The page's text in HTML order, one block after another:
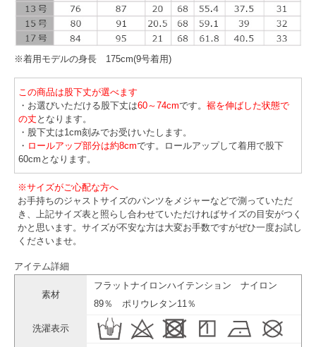
※着用モデルの身長 175cm(9号着用)
この商品は股下丈が選べます
・お選びいただける股下丈は60～74cmです。 裾を伸ばした状態で
の丈 となります。
・股下丈は1cm刻みでお受けいたします。
・ ロールアップ部分は約8cmです。ロールアップして着用で股下
60cmとなります。
※サイズがご心配な方へ
お手持ちのジャストサイズのパンツをメジャーなどで測っていただ
き、上記サイズ表と照らし合わせていただければサイズの目安がつく
かと思います。サイズが不安な方は大変お手数ですがぜひ一度お試し
くださいませ。
アイテム詳細
素材
フラットナイロンハイテンション ナイロン
89％ ポリウレタン11％
洗濯表示